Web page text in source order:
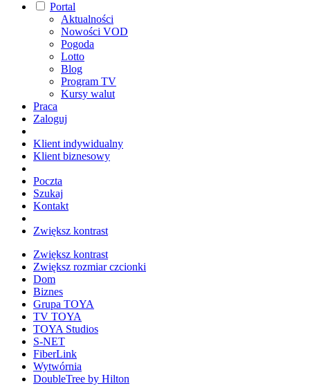
Portal
Aktualności
Nowości VOD
Pogoda
Lotto
Blog
Program TV
Kursy walut
Praca
Zaloguj
Klient indywidualny
Klient biznesowy
Poczta
Szukaj
Kontakt
Zwiększ kontrast
Zwiększ kontrast
Zwiększ rozmiar czcionki
Dom
Biznes
Grupa TOYA
TV TOYA
TOYA Studios
S-NET
FiberLink
Wytwórnia
DoubleTree by Hilton